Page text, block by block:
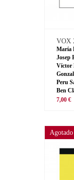
VOX
María
Josep
Víctor
Peru
Ben
7,00 €
Agotado